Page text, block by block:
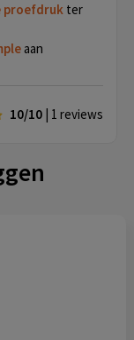
proefdruk ter
aan
10/10 | 1 reviews